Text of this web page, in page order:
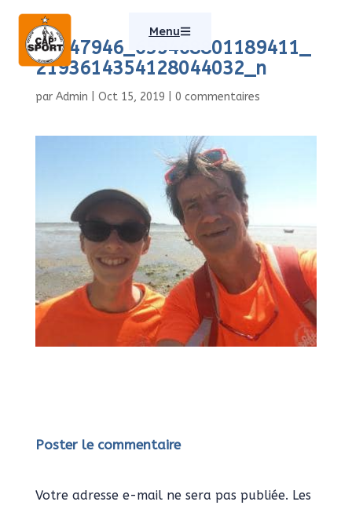
Menu
65947946_659468801189411_
2193614354128044032_n
par Admin Oct 15, 2019 0 commentaires
Poster le commentaire
Votre adresse e-mail ne sera pas publiée. Les